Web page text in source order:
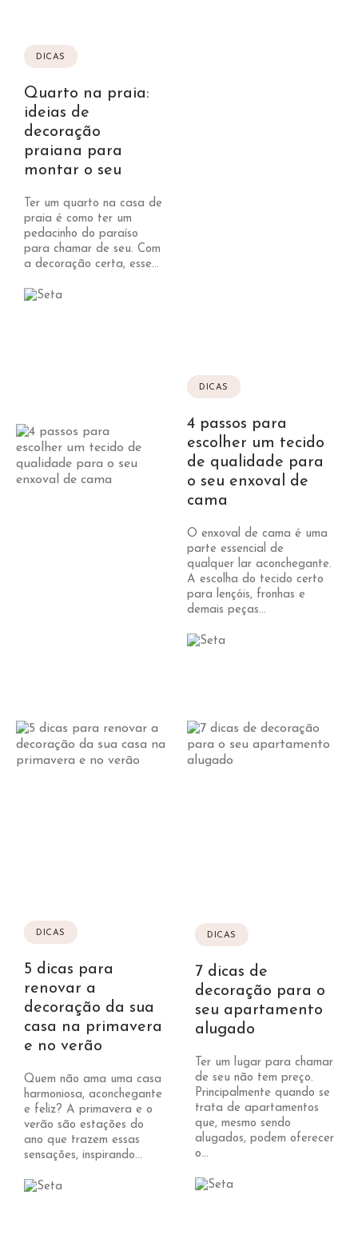
DICAS
Quarto na praia:
ideias de
decoração
praiana para
montar o seu
Ter um quarto na casa de
praia é como ter um
pedacinho do paraíso
para chamar de seu. Com
a decoração certa, esse...
DICAS
4 passos para
escolher um tecido
de qualidade para
o seu enxoval de
cama
O enxoval de cama é uma
parte essencial de
qualquer lar aconchegante.
A escolha do tecido certo
para lençóis, fronhas e
demais peças...
DICAS
5 dicas para
renovar a
decoração da sua
casa na primavera
e no verão
Quem não ama uma casa
harmoniosa, aconchegante
e feliz? A primavera e o
verão são estações do
ano que trazem essas
sensações, inspirando...
DICAS
7 dicas de
decoração para o
seu apartamento
alugado
Ter um lugar para chamar
de seu não tem preço.
Principalmente quando se
trata de apartamentos
que, mesmo sendo
alugados, podem oferecer
o...